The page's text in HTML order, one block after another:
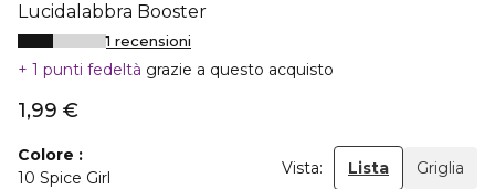
Lucidalabbra Booster
1 recensioni
1 punti fedeltà grazie a questo acquisto
1,99 €
Colore
10 Spice Girl
Vista: Lista Griglia